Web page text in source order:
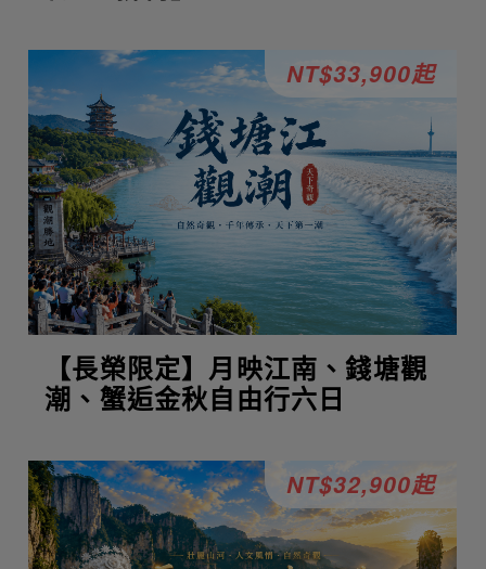
【長榮限定】月映江南、錢塘觀
潮、蟹逅金秋自由行六日
NT$33,900起
NT$32,900起